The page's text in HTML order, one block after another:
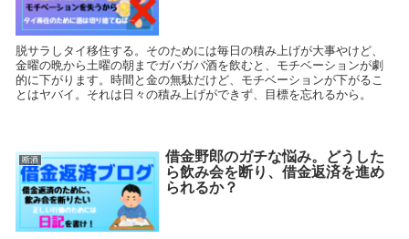
脱サラしタイ移住する。そのためには毎日の積み上げが大事やけど、
金曜の晩から土曜の朝までガバガバ酒を飲むと、モチベーションが劇
的に下がります。時間と金の無駄だけど、モチベーションが下がるこ
とはヤバイ。それは日々の積み上げができず、目標を忘れるから。
断酒
借金野郎のガチな悩み。どうした
ら飲み会を断り、借金返済を進め
られるか？